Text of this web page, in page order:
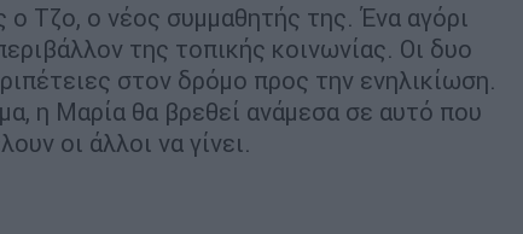
Τζο, ο νέος συμμαθητής της. Ένα αγόρι
της τοπικής κοινωνίας. Οι δυο
στον δρόμο προς την ενηλικίωση.
η Μαρία θα βρεθεί ανάμεσα σε αυτό που
οι άλλοι να γίνει.